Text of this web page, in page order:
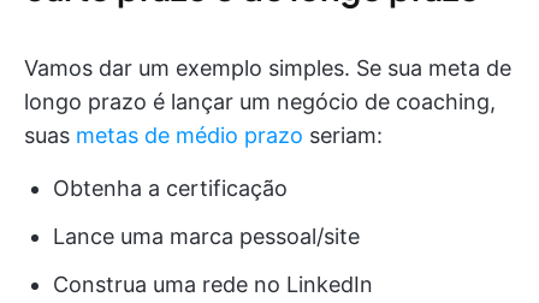
Vamos dar um exemplo simples. Se sua meta de
longo prazo é lançar um negócio de coaching,
suas metas de médio prazo seriam:
Obtenha a certificação
Lance uma marca pessoal/site
Construa uma rede no LinkedIn